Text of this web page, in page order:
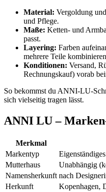
Material: Vergoldung
und Pflege.
Maße: Ketten- und
passt.
Layering: Farben
mehrere Teile
Konditionen: Versand,
Rechnungskauf) vorab
So bekommst du ANNI-LU-
sich vielseitig tragen lässt.
ANNI LU –
Merkmal
Markentyp
Mutterhaus
Unabhängig
Namensherkunft nach
Herkunft
Kopenhagen,